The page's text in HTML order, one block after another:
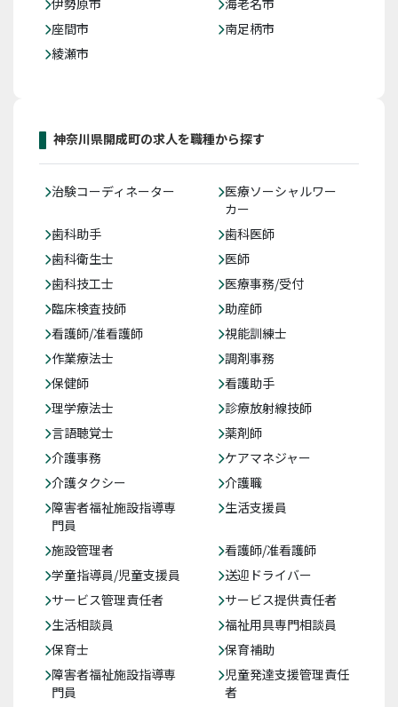
伊勢原市
海老名市
座間市
南足柄市
綾瀬市
神奈川県開成町の求人を職種から探す
治験コーディネーター
医療ソーシャルワー
カー
歯科助手
歯科医師
歯科衛生士
医師
歯科技工士
医療事務/受付
臨床検査技師
助産師
看護師/准看護師
視能訓練士
作業療法士
調剤事務
保健師
看護助手
理学療法士
診療放射線技師
言語聴覚士
薬剤師
介護事務
ケアマネジャー
介護タクシー
介護職
障害者福祉施設指導専
門員
生活支援員
施設管理者
看護師/准看護師
学童指導員/児童支援員
送迎ドライバー
サービス管理責任者
サービス提供責任者
生活相談員
福祉用具専門相談員
保育士
保育補助
障害者福祉施設指導専
門員
児童発達支援管理責任
者